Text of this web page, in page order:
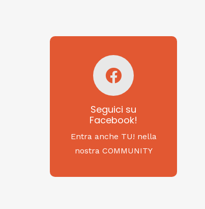
Seguici su
Facebook!
Entra anche TU! nella
nostra COMMUNITY
Seguici su
Facebook!
SAGRITALY
Feste, cibi e tradizioni
da Nord a Sud...